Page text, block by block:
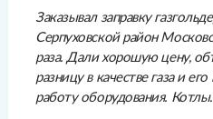
Заказывал заправку
Серпуховской район
раза. Дали хорошую цену,
разницу в качестве газа и
работу оборудования.